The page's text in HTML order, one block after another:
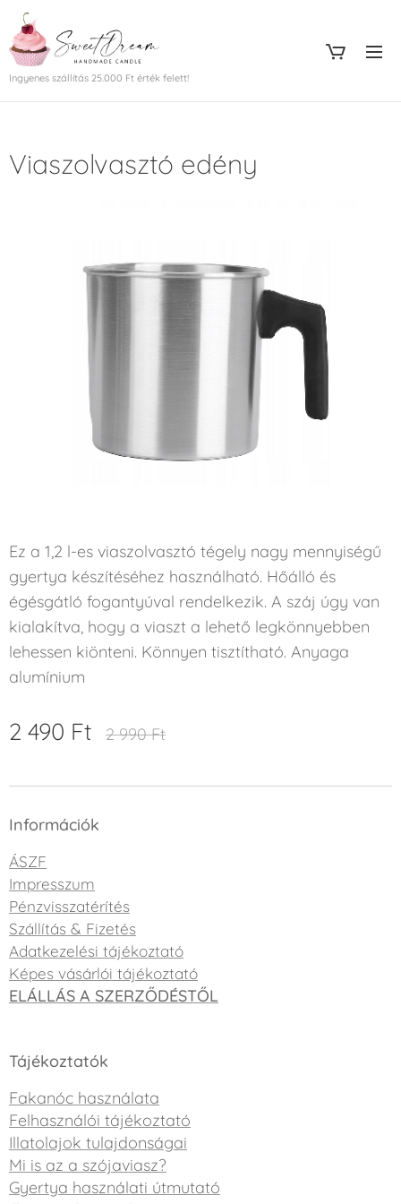
Ingyenes szállítás 25.000 Ft érték felett!
Viaszolvasztó edény
Ez a 1,2 l-es viaszolvasztó tégely nagy mennyiségű
gyertya készítéséhez használható. Hőálló és
égésgátló fogantyúval rendelkezik. A száj úgy van
kialakítva, hogy a viaszt a lehető legkönnyebben
lehessen kiönteni. Könnyen tisztítható. Anyaga
alumínium
2 490 Ft 2 990Ft
Információk
ÁSZF
Impresszum
Pénzvisszatérítés
Szállítás & Fizetés
Adatkezelési tájékoztató
Képes vásárlói tájékoztató
ELÁLLÁS A SZERZŐDÉSTŐL
Tájékoztatók
Fakanóc használata
Felhasználói tájékoztató
Illatolajok tulajdonságai
Mi is az a szójaviasz?
Gyertya használati útmutató